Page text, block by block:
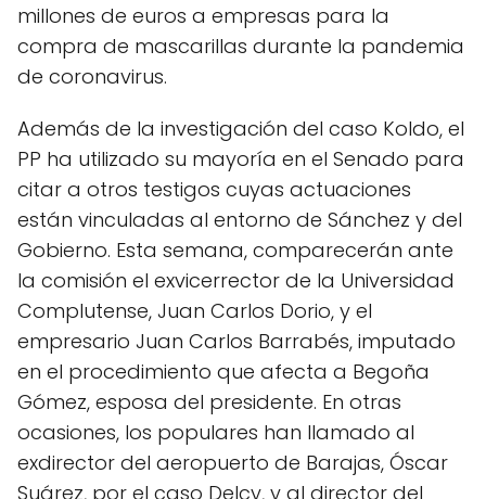
millones de euros a empresas para la
compra de mascarillas durante la pandemia
de coronavirus.
Además de la investigación del caso Koldo, el
PP ha utilizado su mayoría en el Senado para
citar a otros testigos cuyas actuaciones
están vinculadas al entorno de Sánchez y del
Gobierno. Esta semana, comparecerán ante
la comisión el exvicerrector de la Universidad
Complutense, Juan Carlos Dorio, y el
empresario Juan Carlos Barrabés, imputado
en el procedimiento que afecta a Begoña
Gómez, esposa del presidente. En otras
ocasiones, los populares han llamado al
exdirector del aeropuerto de Barajas, Óscar
Suárez, por el caso Delcy, y al director del